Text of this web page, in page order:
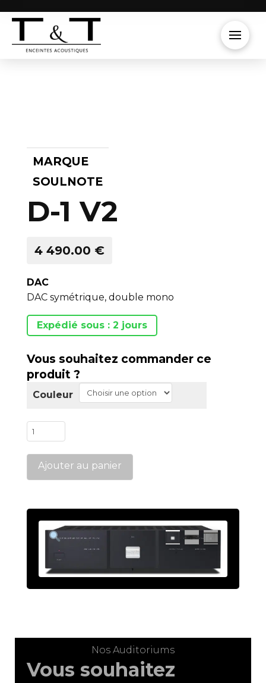
MARQUE
SOULNOTE
D-1 V2
4 490.00 €
DAC
DAC symétrique, double mono
Expédié sous : 2 jours
Vous souhaitez commander ce
produit ?
Couleur
quantité
de
1
Ajouter au panier
Nos Auditoriums
Vous souhaitez